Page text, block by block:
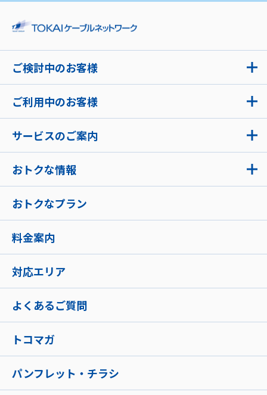
ご検討中のお客様
ご利用中のお客様
サービスのご案内
おトクな情報
おトクなプラン
料金案内
対応エリア
よくあるご質問
トコマガ
パンフレット・チラシ